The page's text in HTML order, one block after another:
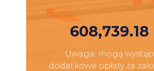
608,739.18
Uwaga: mogą
dodatkowe opłaty za